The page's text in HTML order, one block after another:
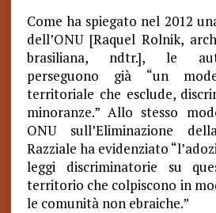
Come ha spiegato nel 2012
dell’ONU [Raquel Rolnik,
brasiliana, ndtr.], le
perseguono già “un
territoriale che esclude,
minoranze.” Allo stesso
ONU sull’Eliminazione
Razziale ha evidenziato
leggi discriminatorie su
territorio che colpiscono in
le comunità non ebraiche.”